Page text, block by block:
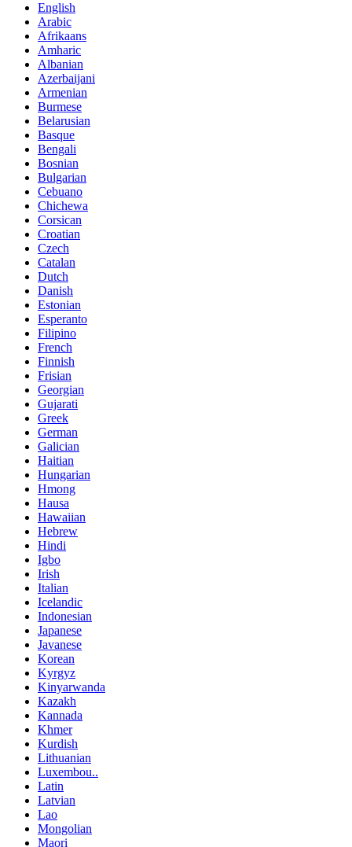
English
Arabic
Afrikaans
Amharic
Albanian
Azerbaijani
Armenian
Burmese
Belarusian
Basque
Bengali
Bosnian
Bulgarian
Cebuano
Chichewa
Corsican
Croatian
Czech
Catalan
Dutch
Danish
Estonian
Esperanto
Filipino
French
Finnish
Frisian
Georgian
Gujarati
Greek
German
Galician
Haitian
Hungarian
Hmong
Hausa
Hawaiian
Hebrew
Hindi
Igbo
Irish
Italian
Icelandic
Indonesian
Japanese
Javanese
Korean
Kyrgyz
Kinyarwanda
Kazakh
Kannada
Khmer
Kurdish
Lithuanian
Luxembou..
Latin
Latvian
Lao
Mongolian
Maori